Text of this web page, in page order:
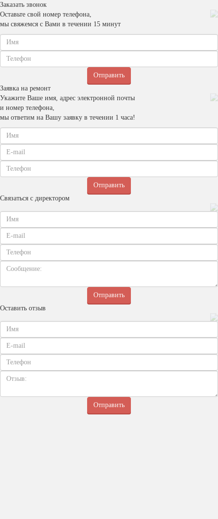
Заказать звонок
Оставьте свой номер телефона,
мы свяжемся с Вами в течении 15 минут
Заявка на ремонт
Укажите Ваше имя, адрес электронной почты
и номер телефона,
мы ответим на Вашу заявку в течении 1 часа!
Связаться с директором
Оставить отзыв